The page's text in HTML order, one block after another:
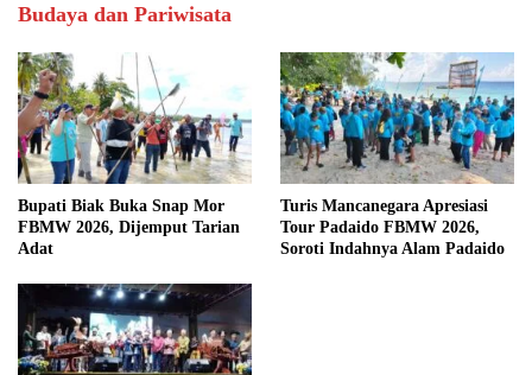
Budaya dan Pariwisata
Bupati Biak Buka Snap Mor
FBMW 2026, Dijemput Tarian
Adat
Turis Mancanegara Apresiasi
Tour Padaido FBMW 2026,
Soroti Indahnya Alam Padaido